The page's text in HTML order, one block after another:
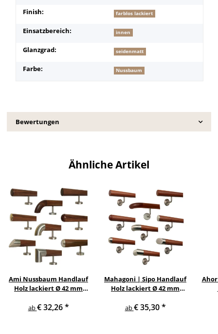
Finish: farblos lackiert
Einsatzbereich: innen
Glanzgrad: seidenmatt
Farbe: Nussbaum
Bewertungen
Ähnliche Artikel
Ami Nussbaum Handlauf
Holz lackiert Ø 42 mm
und Enden
ab€ 32,26*
Mahagoni | Sipo Handlauf
Holz lackiert Ø 42 mm
Edelstahlhalter und
ab€ 35,30*